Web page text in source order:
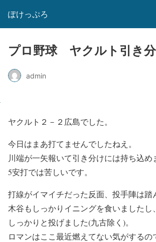
ぽけっぷろ
プロ野球 ヤクルト引き
admin
ヤクルト２－２広島でした。
今日はまあ打てませんでしたねえ。
川端が一矢報いて引き分けには持ち込め
5安打では苦しいです。
打線がイマイチだった反面、投手陣は踏
木谷もしっかりイニングを食いましたし
しっかりと投げました(九古除く)。
ロマンはここ最近燃えてない気がするの